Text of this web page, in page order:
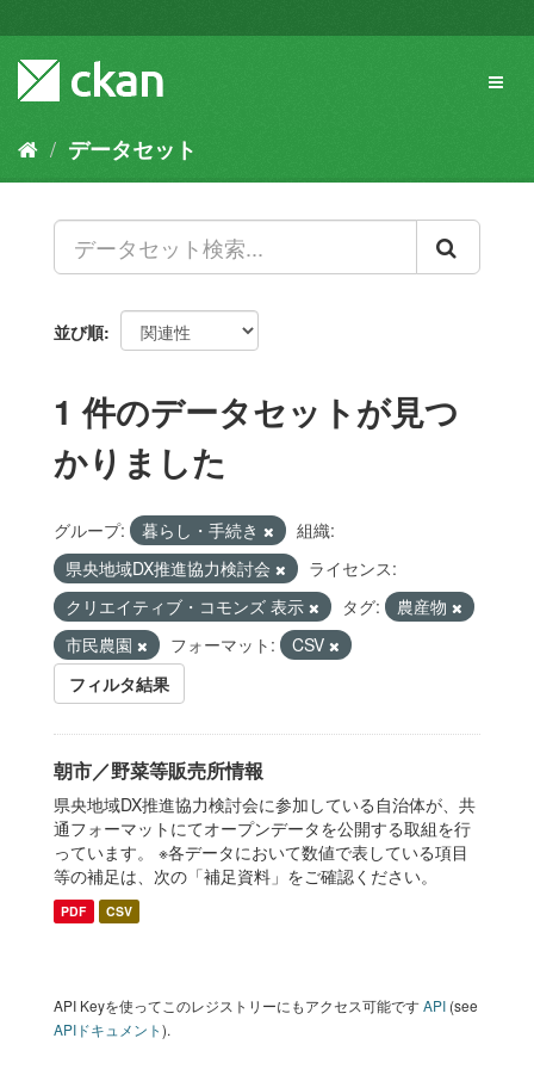
キ
容
データセット
並び順
1 件のデータセットが見つ
かりました
グループ: 暮らし・手続き
組織:
県央地域DX推進協力検討会
ライセンス:
クリエイティブ・コモンズ 表示
タグ:
農産物
市民農園
フォーマット:
CSV
フィルタ結果
朝市／野菜等販売所情報
県央地域DX推進協力検討会に参加している自治体が、共
通フォーマットにてオープンデータを公開する取組を行
っています。 ※各データにおいて数値で表している項目
等の補足は、次の「補足資料」をご確認ください。
PDF CSV
API Keyを使ってこのレジストリーにもアクセス可能ですAPI (see
APIドキュメント).